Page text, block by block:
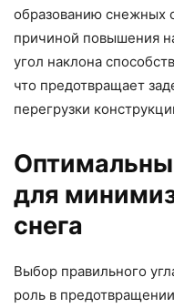
образованию снежных
причиной повышения
угол наклона
что предотвращает
перегрузки
для
снега
Выбор правильного
роль в